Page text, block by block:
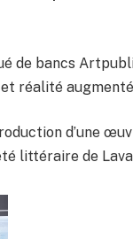
de bancs
réalité
d’une
littéraire de